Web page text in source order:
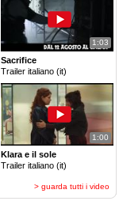
1:03
Sacrifice
Trailer italiano (it)
1:00
Klara e il sole
Trailer italiano (it)
> guarda tutti i video